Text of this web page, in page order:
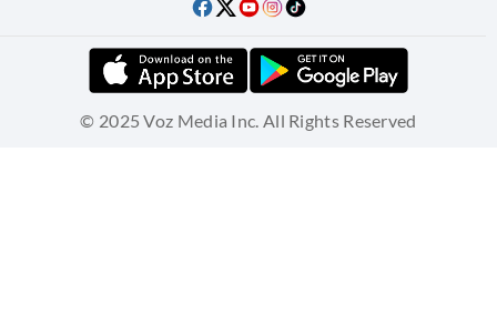
© 2025 Voz Media Inc. All Rights Reserved